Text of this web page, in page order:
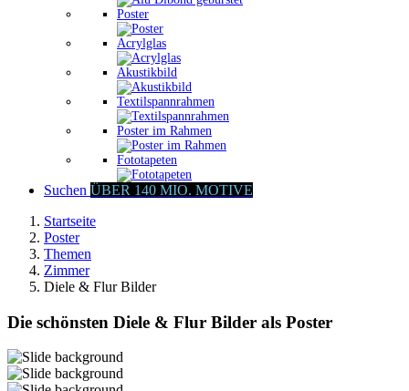
Poster
Acrylglas
Akustikbild
Textilspannrahmen
Poster im Rahmen
Fototapeten
Suchen ÜBER 140 MIO. MOTIVE
Startseite
Poster
Themen
Zimmer
Diele & Flur Bilder
Die schönsten Diele & Flur Bilder als Poster